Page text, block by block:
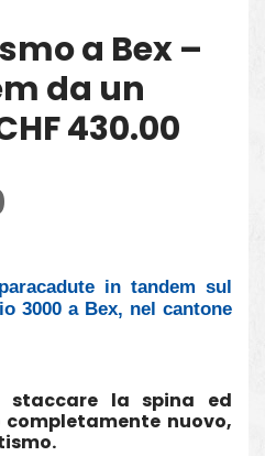
a Bex –
da un
430.00
in tandem sul
3000 a Bex, nel cantone
staccare la spina ed
nuovo,